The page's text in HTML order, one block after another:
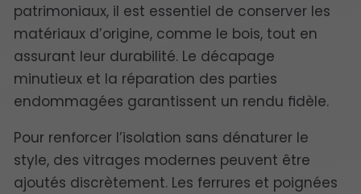
patrimoniaux, il est essentiel de conserver les
matériaux d’origine, comme le bois, tout en
assurant leur durabilité. Le décapage
minutieux et la réparation des parties
endommagées garantissent un rendu fidèle.
Pour renforcer l’isolation sans dénaturer le
style, des vitrages modernes peuvent être
ajoutés discrètement. Les ferrures et poignées